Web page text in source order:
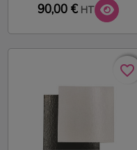
90,00 € HT
favorite_border
favorite_border